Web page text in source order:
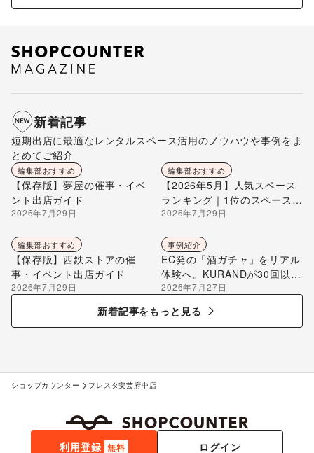
新着記事
短期出店に最適なレンタルスペース活用のノウハウや事例をま
とめてご紹介
編集部おすすめ
【保存版】夢屋の催事・イベ
ント出店ガイド
2026年7月29日
編集部おすすめ
【2026年5月】人気スペース
ランキング｜1位のスペースを
編集部が解説
2026年7月29日
編集部おすすめ
【保存版】西鉄ストアの催
事・イベント出店ガイド
2026年7月29日
事例紹介
EC発の「酒ガチャ」をリアル
体験へ。KURANDが30回以上
のポップアップ出店で届け
る“新しいお酒との出会い”
2026年7月27日
新着記事をもっと見る
ショップカウンター フレスタ安芸府中店
利用登録 無料 ログイン